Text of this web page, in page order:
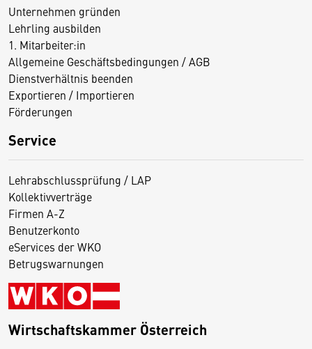
Unternehmen gründen
Lehrling ausbilden
1. Mitarbeiter:in
Allgemeine Geschäftsbedingungen / AGB
Dienstverhältnis beenden
Exportieren / Importieren
Förderungen
Service
Lehrabschlussprüfung / LAP
Kollektivverträge
Firmen A-Z
Benutzerkonto
eServices der WKO
Betrugswarnungen
Wirtschaftskammer Österreich